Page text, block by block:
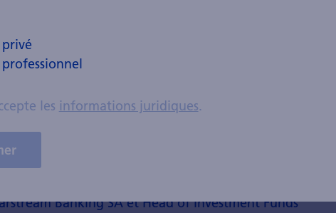
de l'élargissement de la palette offerte,
à deux chiffres du chiffre d'affaires
et se situant dans la fourchette inférieure, de même
en matière de cross-selling. La Zürcher
partenaires de distribution du SFCL. En
Company Ltd. et Swisscanto Asset
toutes deux filiales de la Zürcher Kantonalbank,
liées à l'entreprise en tant que grands
Banking SA et Head of Investment Funds
privé
les informations juridiques.